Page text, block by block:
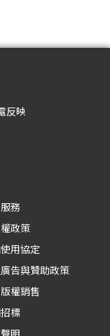
反映
務
政策
用協定
告與贊助政策
權銷售
標
明